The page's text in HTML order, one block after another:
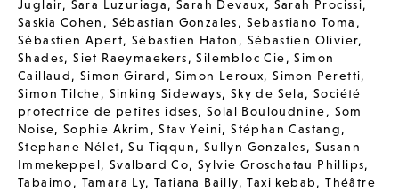
Juglair, Sara Luzuriaga,Sarah Devaux, Sarah Procissi,
Saskia Cohen , Sébastian Gonzales, Sebastiano Toma ,
Sébastien Apert, Sébastien Haton , Sébastien Olivier,
Shades,Siet Raeymaekers,Silembloc Cie,Simon
Caillaud,Simon Girard , Simon Leroux,Simon Peretti,
Simon Tilche, Sinking Sideways, Sky de Sela,Société
protectrice de petites idses,Solal Bouloudnine, Som
Noise, Sophie Akrim ,Stav Yeini,Stéphan Castang,
Stephane Nélet,Su Tiqqun, Sullyn Gonzales, Susann
Immekeppel, Svalbard Co,Sylvie Groschatau Phillips,
Tabaimo, Tamara Ly,Tatiana Bailly,Taxi kebab,Théâtre